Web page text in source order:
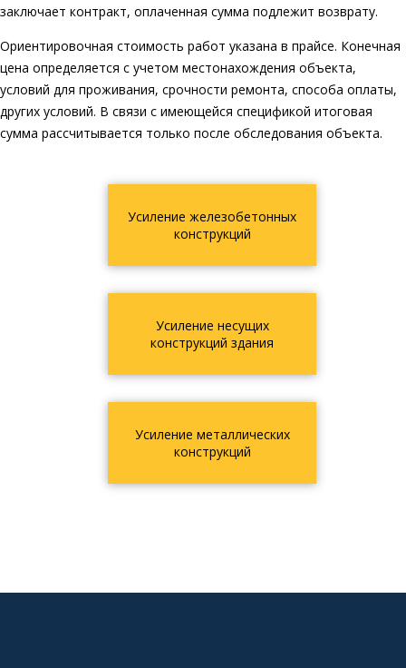
заключает контракт, оплаченная сумма подлежит возврату.
Ориентировочная стоимость работ указана в прайсе. Конечная
цена определяется с учетом местонахождения объекта,
условий для проживания, срочности ремонта, способа оплаты,
других условий. В связи с имеющейся спецификой итоговая
сумма рассчитывается только после обследования объекта.
Усиление железобетонных
конструкций
Усиление несущих
конструкций здания
Усиление металлических
конструкций